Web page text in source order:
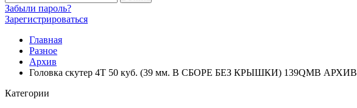
Забыли пароль?
Зарегистрироваться
Главная
Разное
Архив
Головка скутер 4Т 50 куб. (39 мм. В СБОРЕ БЕЗ КРЫШКИ) 139QMB АРХИВ
Категории